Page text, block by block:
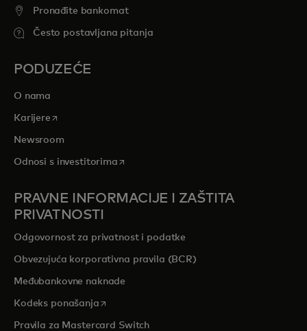
Pronađite bankomat
Često postavljana pitanja
PODUZEĆE
O nama
Karijereopens in a new tab
Newsroom
Odnosi s investitorimaopens in a new tab
PRAVNE INFORMACIJE I ZAŠTITA
PRIVATNOSTI
Odgovornost za privatnost i podatke
Obvezujuća korporativna pravila (BCR)
Međubankovne naknade
Kodeks ponašanjaopens in a new tab
Pravila za Mastercard Switch